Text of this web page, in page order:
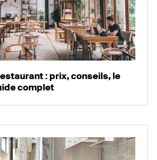
: prix, conseils, le
complet